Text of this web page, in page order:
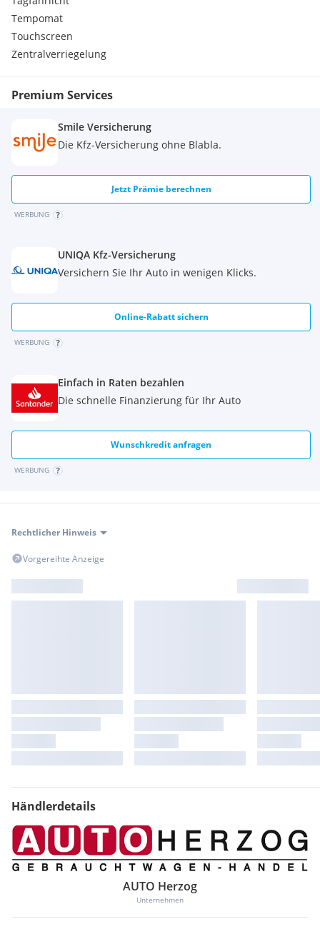
Radzierblenden
Teppichfußmatten vorn und hinten
Tempomat
Touchscreen
Zentralverriegelung
Premium Services
Smile Versicherung
Die Kfz-Versicherung ohne Blabla.
Jetzt Prämie berechnen
WERBUNG
UNIQA Kfz-Versicherung
Versichern Sie Ihr Auto in wenigen Klicks.
Online-Rabatt sichern
WERBUNG
Einfach in Raten bezahlen
Die schnelle Finanzierung für Ihr Auto
Wunschkredit anfragen
WERBUNG
Rechtlicher Hinweis
Vorgereihte Anzeige
Händlerdetails
AUTO Herzog
Unternehmen